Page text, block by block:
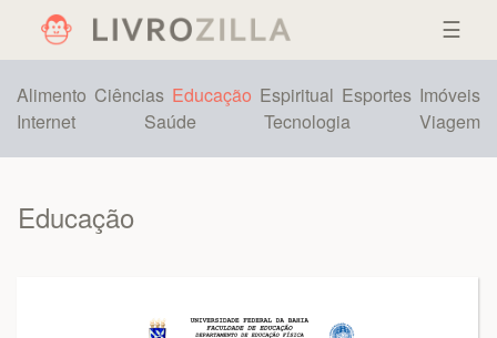
☰
Alimento Ciências Educação Espiritual Esportes Imóveis
Internet
Saúde Tecnologia Viagem
Educação